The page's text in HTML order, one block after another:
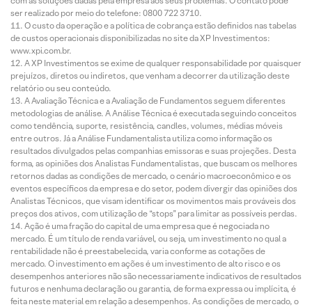
ser realizado por meio do telefone: 0800 722 3710.
O custo da operação e a política de cobrança estão definidos nas tabelas
de custos operacionais disponibilizadas no site da XP Investimentos:
www.xpi.com.br.
A XP Investimentos se exime de qualquer responsabilidade por quaisquer
prejuízos, diretos ou indiretos, que venham a decorrer da utilização deste
relatório ou seu conteúdo.
A Avaliação Técnica e a Avaliação de Fundamentos seguem diferentes
metodologias de análise. A Análise Técnica é executada seguindo conceitos
como tendência, suporte, resistência, candles, volumes, médias móveis
entre outros. Já a Análise Fundamentalista utiliza como informação os
resultados divulgados pelas companhias emissoras e suas projeções. Desta
forma, as opiniões dos Analistas Fundamentalistas, que buscam os melhores
retornos dadas as condições de mercado, o cenário macroeconômico e os
eventos específicos da empresa e do setor, podem divergir das opiniões dos
Analistas Técnicos, que visam identificar os movimentos mais prováveis dos
preços dos ativos, com utilização de “stops” para limitar as possíveis perdas.
Ação é uma fração do capital de uma empresa que é negociada no
mercado. É um título de renda variável, ou seja, um investimento no qual a
rentabilidade não é preestabelecida, varia conforme as cotações de
mercado. O investimento em ações é um investimento de alto risco e os
desempenhos anteriores não são necessariamente indicativos de resultados
futuros e nenhuma declaração ou garantia, de forma expressa ou implícita, é
feita neste material em relação a desempenhos. As condições de mercado, o